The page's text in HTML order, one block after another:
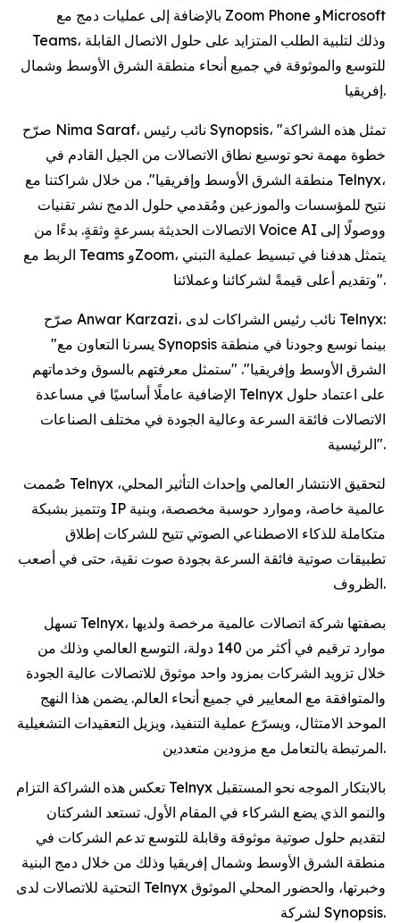
بالإضافة إلى عمليات دمج مع Zoom Phone وMicrosoft
Teams، وذلك لتلبية الطلب المتزايد على حلول الاتصال القابلة
للتوسع والموثوقة في جميع أنحاء منطقة الشرق الأوسط وشمال
إفريقيا.
صرّح Nima Saraf، نائب رئيس Synopsis، "تمثل هذه الشراكة
خطوة مهمة نحو توسيع نطاق الاتصالات من الجيل القادم في
منطقة الشرق الأوسط وإفريقيا". من خلال شراكتنا مع Telnyx،
نتيح للمؤسسات والموزعين ومُقدمي حلول الدمج نشر تقنيات
الاتصالات الحديثة بسرعةٍ وثقةٍ. بدءًا من Voice AI ووصولًا إلى
الربط مع Teams وZoom، يتمثل هدفنا في تبسيط عملية التبني
وتقديم أعلى قيمةً لشركائنا وعملائنا".
صرّح Anwar Karzazi، نائب رئيس الشراكات لدى Telnyx:
"يسرنا التعاون مع Synopsis بينما نوسع وجودنا في منطقة
الشرق الأوسط وإفريقيا". "ستمثل معرفتهم بالسوق وخدماتهم
الإضافية عاملًا أساسيًا في مساعدة Telnyx على اعتماد حلول
الاتصالات فائقة السرعة وعالية الجودة في مختلف الصناعات
الرئيسية".
صُممت Telnyx لتحقيق الانتشار العالمي وإحداث التأثير المحلي،
وتتميز بشبكة IP عالمية خاصة، وموارد حوسبة مخصصة، وبنية
متكاملة للذكاء الاصطناعي الصوتي تتيح للشركات إطلاق
تطبيقات صوتية فائقة السرعة بجودة صوت نقية، حتى في أصعب
الظروف.
تسهل Telnyx، بصفتها شركة اتصالات عالمية مرخصة ولديها
موارد ترقيم في أكثر من 140 دولة، التوسع العالمي وذلك من
خلال تزويد الشركات بمزود واحد موثوق للاتصالات عالية الجودة
والمتوافقة مع المعايير في جميع أنحاء العالم. يضمن هذا النهج
الموحد الامتثال، ويسرّع عملية التنفيذ، ويزيل التعقيدات التشغيلية
المرتبطة بالتعامل مع مزودين متعددين.
تعكس هذه الشراكة التزام Telnyx بالابتكار الموجه نحو المستقبل
والنمو الذي يضع الشركاء في المقام الأول. تستعد الشركتان
لتقديم حلول صوتية موثوقة وقابلة للتوسع تدعم الشركات في
منطقة الشرق الأوسط وشمال إفريقيا وذلك من خلال دمج البنية
التحتية للاتصالات لدى Telnyx وخبرتها، والحضور المحلي الموثوق
لشركة Synopsis.